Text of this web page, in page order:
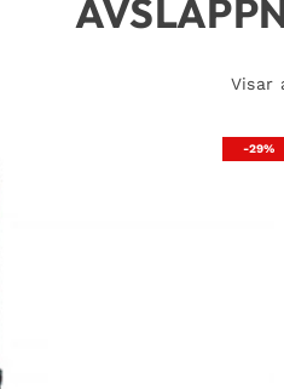
Visar
-29%